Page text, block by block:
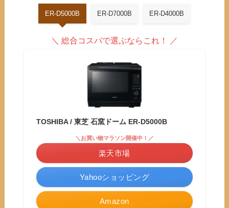
ER-D5000B ER-D7000B ER-D4000B
＼ 総合コスパで選ぶならこれ ！ ／
TOSHIBA / 東芝 石窯ドーム ER-D5000B
＼お買い物マラソン開催中！／
楽天市場
Yahooショッピング
Amazon